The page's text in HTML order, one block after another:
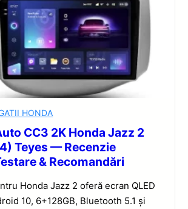
HONDA
CC3 2K Honda Jazz 2
Teyes — Recenzie
& Recomandări
Honda Jazz 2 oferă ecran QLED
10, 6+128GB, Bluetooth 5.1 și